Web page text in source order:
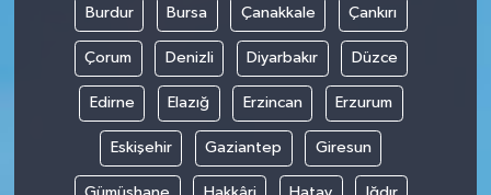
Burdur Bursa Çanakkale Çankırı
Çorum Denizli Diyarbakır Düzce
Edirne Elazığ Erzincan Erzurum
Eskişehir Gaziantep Giresun